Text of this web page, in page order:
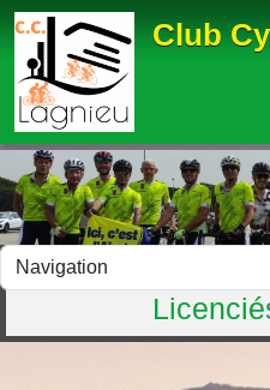
Club
Panneau de gestion des cookies